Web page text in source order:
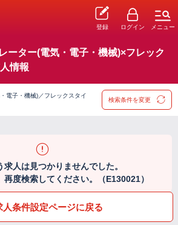
登録 ログイン メニュー
ーター(電気・電子・機械)×フレック
情報
電子・機械)／フレックスタイ
検索条件を変更
求人は見つかりませんでした。
度検索してください。（E130021）
人条件設定ページに戻る